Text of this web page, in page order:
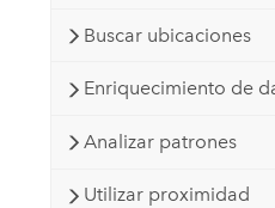
Buscar ubicaciones
Enriquecimiento de
Analizar patrones
Utilizar proximidad